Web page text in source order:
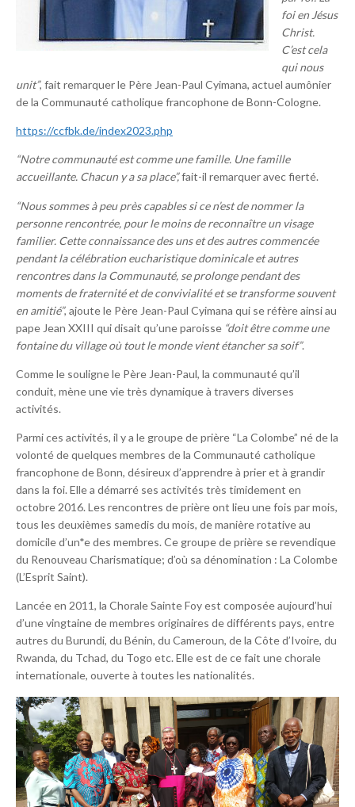
foi en Jésus
Christ.
C’est cela
qui nous
unit”, fait remarquer le Père Jean-Paul Cyimana, actuel aumônier
de la Communauté catholique francophone de Bonn-Cologne.
https://ccfbk.de/index2023.php
“Notre communauté est comme une famille. Une famille
accueillante. Chacun y a sa place”,fait-il remarquer avec fierté.
“Nous sommes à peu près capables si ce n’est de nommer la
personne rencontrée, pour le moins de reconnaître un visage
familier. Cette connaissance des uns et des autres commencée
pendant la célébration eucharistique dominicale et autres
rencontres dans la Communauté, se prolonge pendant des
moments de fraternité et de convivialité et se transforme souvent
en amitié”, ajoute le Père Jean-Paul Cyimana qui se réfère ainsi au
pape Jean XXIII qui disait qu’une paroisse “doit être comme une
fontaine du village où tout le monde vient étancher sa soif”.
Comme le souligne le Père Jean-Paul, la communauté qu’il
conduit, mène une vie très dynamique à travers diverses
activités.
Parmi ces activités, il y a le groupe de prière “La Colombe” né de la
volonté de quelques membres de la Communauté catholique
francophone de Bonn, désireux d’apprendre à prier et à grandir
dans la foi. Elle a démarré ses activités très timidement en
octobre 2016. Les rencontres de prière ont lieu une fois par mois,
tous les deuxièmes samedis du mois, de manière rotative au
domicile d’un*e des membres. Ce groupe de prière se revendique
du Renouveau Charismatique; d’où sa dénomination : La Colombe
(L’Esprit Saint).
Lancée en 2011, la Chorale Sainte Foy est composée aujourd’hui
d’une vingtaine de membres originaires de différents pays, entre
autres du Burundi, du Bénin, du Cameroun, de la Côte d’Ivoire, du
Rwanda, du Tchad, du Togo etc. Elle est de ce fait une chorale
internationale, ouverte à toutes les nationalités.